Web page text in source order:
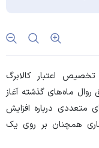
اعتبار کالابرگ
سال ۱۴۰۵، از فردا طبق روال ماه‌های گذشته آغاز
متعددی درباره افزایش
همچنان بر روی یک